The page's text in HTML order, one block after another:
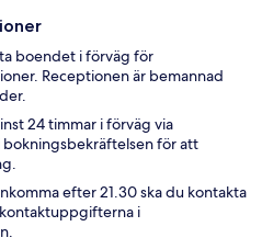
boendet i förväg för
Receptionen är bemannad
24 timmar i förväg via
för att
efter 21.30 ska du kontakta
i